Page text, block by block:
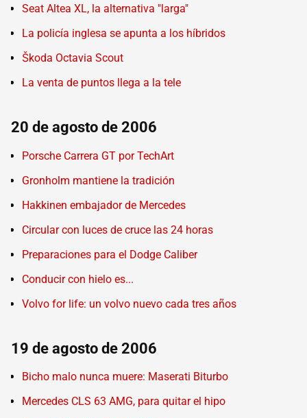
Seat Altea XL, la alternativa "larga"
La policía inglesa se apunta a los híbridos
Škoda Octavia Scout
La venta de puntos llega a la tele
20 de agosto de 2006
Porsche Carrera GT por TechArt
Gronholm mantiene la tradición
Hakkinen embajador de Mercedes
Circular con luces de cruce las 24 horas
Preparaciones para el Dodge Caliber
Conducir con hielo es...
Volvo for life: un volvo nuevo cada tres años
19 de agosto de 2006
Bicho malo nunca muere: Maserati Biturbo
Mercedes CLS 63 AMG, para quitar el hipo